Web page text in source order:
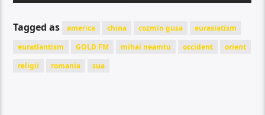
Tagged as america china cozmin gusa
eurasiatism
euratlantism
GOLD FM mihai neamtu occident
orient
religii
romania sua